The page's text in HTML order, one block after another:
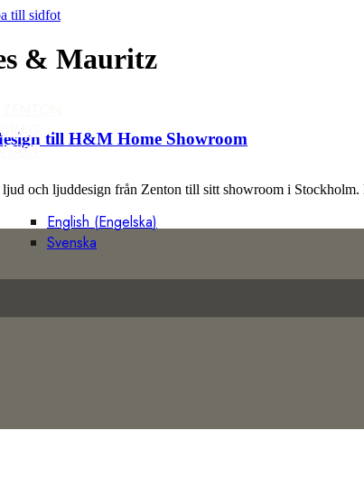
till sidfot
English (Engelska)
Svenska
& Mauritz
till H&M Home Showroom
och ljuddesign från Zenton till sitt showroom i